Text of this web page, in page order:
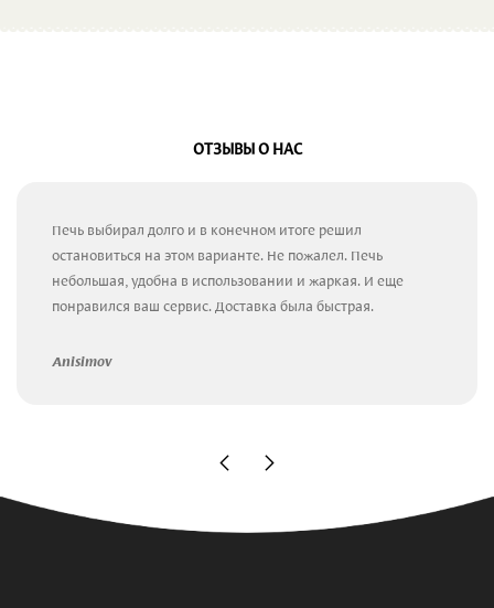
ОТЗЫВЫ О НАС
Печь выбирал долго и в конечном итоге решил
остановиться на этом варианте. Не пожалел. Печь
небольшая, удобна в использовании и жаркая. И еще
понравился ваш сервис. Доставка была быстрая.
Anisimov